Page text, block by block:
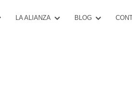
LA ALIANZA BLOG